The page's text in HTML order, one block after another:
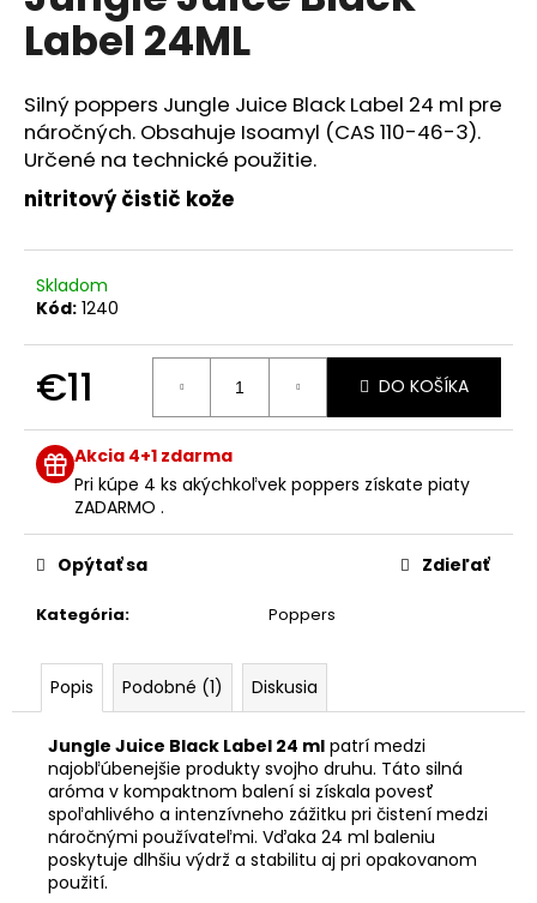
0,0
hviezdičiek.
Label 24ML
Silný poppers Jungle Juice Black Label 24 ml pre
náročných. Obsahuje Isoamyl (CAS 110-46-3).
Určené na technické použitie.
nitritový čistič kože
Skladom
Kód: 1240
€11
cena:
DO KOŠÍKA
Akcia 4+1 zdarma
Pri kúpe 4 ks akýchkoľvek poppers získate piaty
ZADARMO .
Kategória: Poppers
Opýtať sa Zdieľať
Popis Podobné (1) Diskusia
Jungle Juice Black Label 24 ml patrí medzi
najobľúbenejšie produkty svojho druhu. Táto silná
aróma v kompaktnom balení si získala povesť
spoľahlivého a intenzívneho zážitku pri čistení medzi
náročnými používateľmi. Vďaka 24 ml baleniu
poskytuje dlhšiu výdrž a stabilitu aj pri opakovanom
použití.
á
j
s
ť
?
O
p
o
č
a
e
RISE
UP
€8